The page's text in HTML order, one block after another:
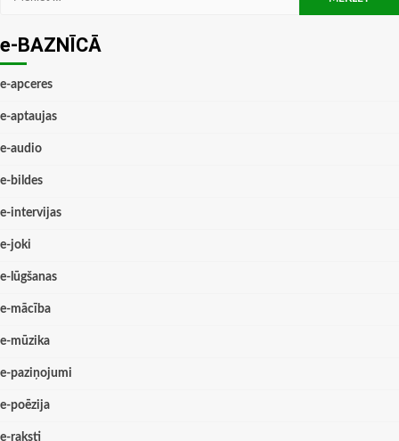
e-BAZNĪCĀ
e-apceres
e-aptaujas
e-audio
e-bildes
e-intervijas
e-joki
e-lūgšanas
e-mācība
e-mūzika
e-paziņojumi
e-poēzija
e-raksti